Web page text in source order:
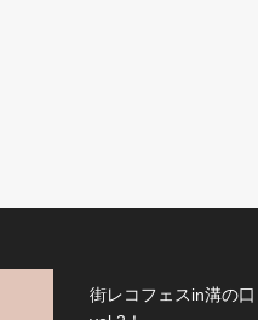
街レコフェスin溝の